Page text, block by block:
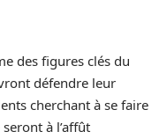
des figures clés du
défendre leur
cherchant à se faire
à l’affût